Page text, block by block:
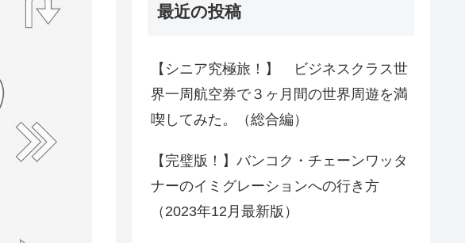
最近の投稿
【シニア究極旅！】 ビジネスクラス世
界一周航空券で３ヶ月間の世界周遊を満
喫してみた。（総合編）
【完璧版！】バンコク・チェーンワッタ
ナーのイミグレーションへの行き方
（2023年12月最新版）